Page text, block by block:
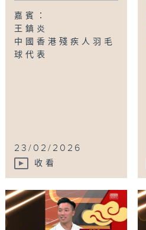
嘉賓：
王鎮炎
中國香港殘疾人羽毛
球代表
23/02/2026
收看